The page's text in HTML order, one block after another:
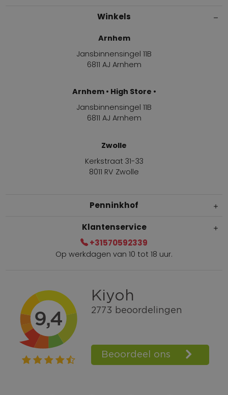
Winkels
Arnhem
Jansbinnensingel 11B
6811 AJ Arnhem
Arnhem • High Store •
Jansbinnensingel 11B
6811 AJ Arnhem
Zwolle
Kerkstraat 31-33
8011 RV Zwolle
Penninkhof
Gratis verzending vanaf € 100,=
Bel +31570592339
Spaarpunten
Shop the Look
Telefonisch bestellen ook mogelijk
Klantenservice
+31570592339
Op werkdagen van 10 tot 18 uur.